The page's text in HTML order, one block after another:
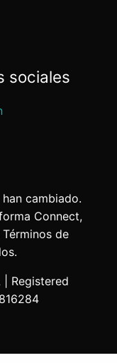
sociales
cambiado.
Connect,
de
Registered